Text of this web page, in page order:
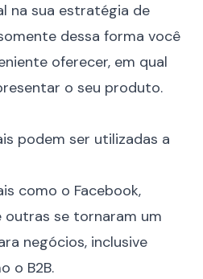
na sua estratégia de
dessa forma você
oferecer, em qual
o seu produto.
podem ser utilizadas a
como o Facebook,
outras se tornaram um
negócios, inclusive
o B2B.